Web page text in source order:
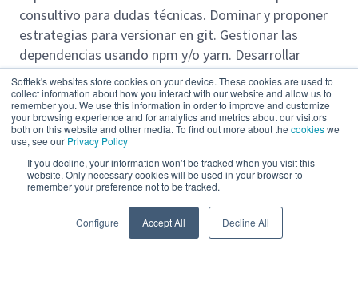
Softtek's websites store cookies on your device. These cookies are used to
collect information about how you interact with our website and allow us to
remember you. We use this information in order to improve and customize
your browsing experience and for analytics and metrics about our visitors
both on this website and other media. To find out more about the cookieswe
use, see our Privacy Policy
If you decline, your information won’t be tracked when you visit this
website. Only necessary cookies will be used in your browser to
remember your preference not to be tracked.
Configure Accept All Decline All
consultivo para dudas técnicas. Dominar y proponer
estrategias para versionar en git. Gestionar las
dependencias usando npm y/o yarn. Desarrollar
pruebas unitarias. Realizar revisión de código e
integrar cambios en git. Documentar las aplicaciones
bajo los estándares de RIMAC. Liderar el equipo de
desarrollo, tener comunicación efectiva y habilidades
desarrollando en la especialidad Competencia
técnica avanzado en Ingeniería de Sistemas,
Software, Informática o afines, desarrollo de
aplicaciones Backend. Competencia técnica de OOP,